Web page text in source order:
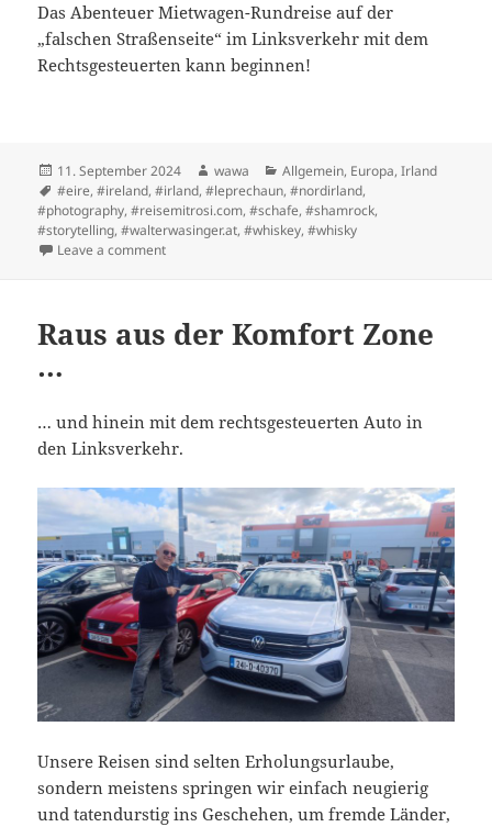
Das Abenteuer Mietwagen-Rundreise auf der
„falschen Straßenseite“ im Linksverkehr mit dem
Rechtsgesteuerten kann beginnen!
Posted
on
11. September 2024 Author
wawa Categories
Allgemein, Europa,Irland
Tags
#eire,#ireland,#irland,#leprechaun,#nordirland,
#photography,#reisemitrosi.com,#schafe,#shamrock,
#storytelling,#walterwasinger.at,#whiskey,#whisky
Leave a commenton Einmal Rundherum
Raus aus der Komfort Zone
…
… und hinein mit dem rechtsgesteuerten Auto in
den Linksverkehr.
Unsere Reisen sind selten Erholungsurlaube,
sondern meistens springen wir einfach neugierig
und tatendurstig ins Geschehen, um fremde Länder,